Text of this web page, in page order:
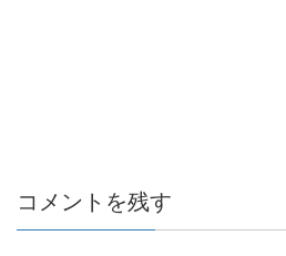
コメントを残す